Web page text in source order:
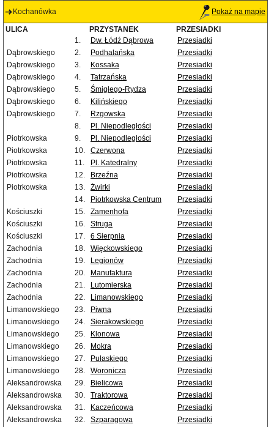
Kochanówka Pokaż na mapie
ULICA PRZYSTANEK
PRZESIADKI
1.
Dw. Łódź Dąbrowa
Przesiadki
Dąbrowskiego
2. Podhalańska
Przesiadki
Dąbrowskiego
3. Kossaka
Przesiadki
Dąbrowskiego
4. Tatrzańska
Przesiadki
Dąbrowskiego
5. Śmigłego-Rydza
Przesiadki
Dąbrowskiego
6. Kilińskiego
Przesiadki
Dąbrowskiego
7. Rzgowska
Przesiadki
8.
Pl. Niepodległości
Przesiadki
Piotrkowska
9. Pl. Niepodległości
Przesiadki
Piotrkowska
10. Czerwona
Przesiadki
Piotrkowska
11. Pl. Katedralny
Przesiadki
Piotrkowska
12. Brzeźna
Przesiadki
Piotrkowska
13. Żwirki
Przesiadki
14.
Piotrkowska Centrum
Przesiadki
Kościuszki
15. Zamenhofa
Przesiadki
Kościuszki
16. Struga
Przesiadki
Kościuszki
17. 6 Sierpnia
Przesiadki
Zachodnia
18. Więckowskiego
Przesiadki
Zachodnia
19. Legionów
Przesiadki
Zachodnia
20. Manufaktura
Przesiadki
Zachodnia
21. Lutomierska
Przesiadki
Zachodnia
22. Limanowskiego
Przesiadki
Limanowskiego
23. Piwna
Przesiadki
Limanowskiego
24. Sierakowskiego
Przesiadki
Limanowskiego
25. Klonowa
Przesiadki
Limanowskiego
26. Mokra
Przesiadki
Limanowskiego
27. Pułaskiego
Przesiadki
Limanowskiego
28. Woronicza
Przesiadki
Aleksandrowska
29. Bielicowa
Przesiadki
Aleksandrowska
30. Traktorowa
Przesiadki
Aleksandrowska
31. Kaczeńcowa
Przesiadki
Aleksandrowska
32. Szparagowa
Przesiadki